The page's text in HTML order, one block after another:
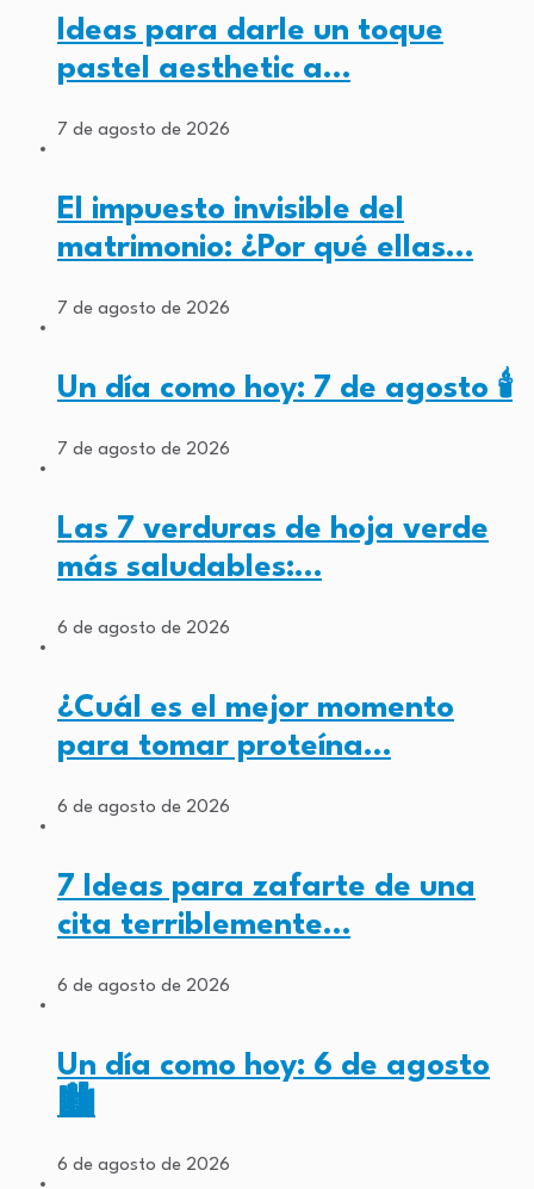
Ideas para darle un toque
pastel aesthetic a…
7 de agosto de 2026
El impuesto invisible del
matrimonio: ¿Por qué ellas…
7 de agosto de 2026
Un día como hoy: 7 de agosto 🕯️
7 de agosto de 2026
Las 7 verduras de hoja verde
más saludables:…
6 de agosto de 2026
¿Cuál es el mejor momento
para tomar proteína…
6 de agosto de 2026
7 Ideas para zafarte de una
cita terriblemente…
6 de agosto de 2026
Un día como hoy: 6 de agosto
🏙️
6 de agosto de 2026